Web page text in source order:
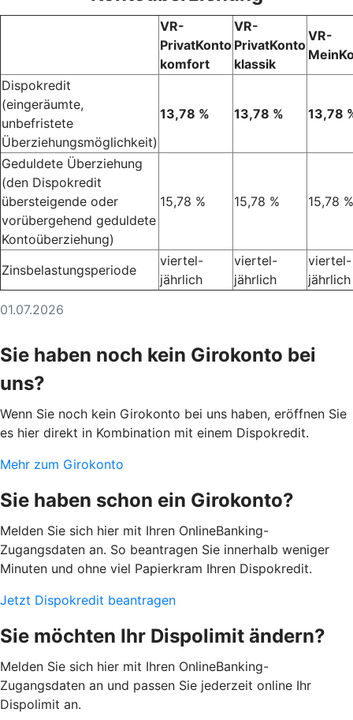
01.07.2026
VR-
PrivatKonto
komfort
VR-
PrivatKonto
klassik
VR-
Dispokredit
(eingeräumte,
unbefristete
Überziehungsmöglichkeit)
13,78 % 13,78 % 13,78
Geduldete Überziehung
(den Dispokredit
übersteigende oder
vorübergehend geduldete
Kontoüberziehung)
15,78 % 15,78 % 15,78 %
Zinsbelastungsperiode
viertel-
jährlich
viertel-
jährlich
viertel-
jährlich
Sie haben noch kein Girokonto bei
uns?
Wenn Sie noch kein Girokonto bei uns haben, eröffnen Sie
es hier direkt in Kombination mit einem Dispokredit.
Mehr zum Girokonto
Sie haben schon ein Girokonto?
Melden Sie sich hier mit Ihren OnlineBanking-
Zugangsdaten an. So beantragen Sie innerhalb weniger
Minuten und ohne viel Papierkram Ihren Dispokredit.
Jetzt Dispokredit beantragen
Sie möchten Ihr Dispolimit ändern?
Melden Sie sich hier mit Ihren OnlineBanking-
Zugangsdaten an und passen Sie jederzeit online Ihr
Dispolimit an.